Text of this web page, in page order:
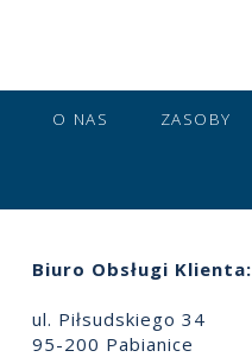
O NAS ZASOBY
Biuro Obsługi Klienta:
ul. Piłsudskiego 34
95-200 Pabianice